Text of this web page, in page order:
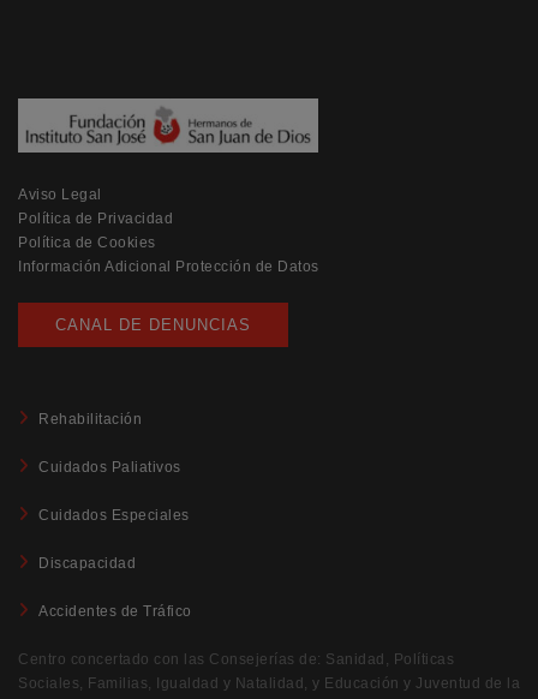
Aviso Legal
Política de Privacidad
Política de Cookies
Información Adicional Protección de Datos
CANAL DE DENUNCIAS
Rehabilitación
Cuidados Paliativos
Cuidados Especiales
Discapacidad
Accidentes de Tráfico
Centro concertado con las Consejerías de: Sanidad, Políticas
Sociales, Familias, Igualdad y Natalidad, y Educación y Juventud de la